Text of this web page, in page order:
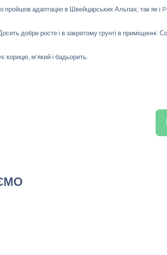
адаптацію в Швейцарських Альпах, так як і
добре росте і в закритому грунті в приміщенні.
корицю, м'який і бадьорить.